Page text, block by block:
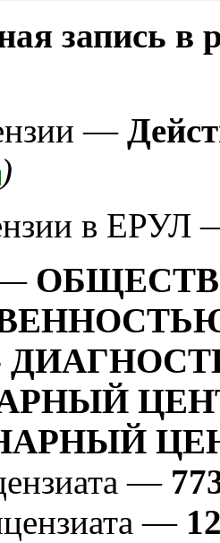
запись в
—
)
в
—
—
—